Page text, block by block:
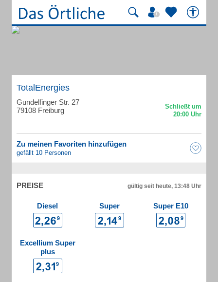
TotalEnergies
Gundelfinger Str. 27
79108 Freiburg
Zu meinen Favoriten hinzufügen
gefällt 10 Personen
PREISE gültig seit heute, 13:48 Uhr
Diesel Super Super E10
Excellium Super
plus